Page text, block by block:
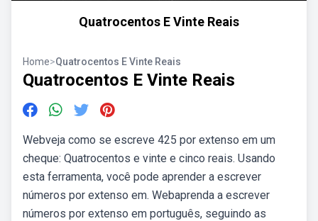
Quatrocentos E Vinte Reais
Home>Quatrocentos E Vinte Reais
Quatrocentos E Vinte Reais
Webveja como se escreve 425 por extenso em um
cheque: Quatrocentos e vinte e cinco reais. Usando
esta ferramenta, você pode aprender a escrever
números por extenso em. Webaprenda a escrever
números por extenso em português, seguindo as